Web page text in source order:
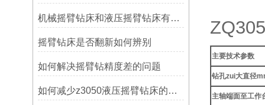
机械摇臂钻床和液压摇臂钻床有什么区别
摇臂钻床是否翻新如何辨别
如何解决摇臂钻精度差的问题
如何减少z3050液压摇臂钻床的故障和维修成本？
主要技术参数
钻孔zui大直径
主轴端面至工作